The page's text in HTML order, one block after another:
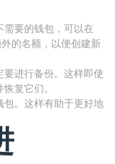
要的钱包，可以在
的名额，以便创建新
进行备份。这样即使
复它们。
包。这样有助于更好地